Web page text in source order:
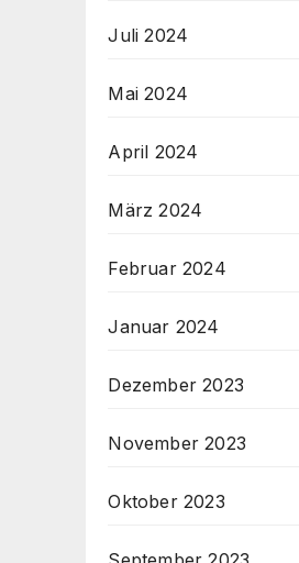
Juli 2024
Mai 2024
April 2024
März 2024
Februar 2024
Januar 2024
Dezember 2023
November 2023
Oktober 2023